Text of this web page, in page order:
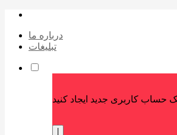
درباره ما
تبلیغات